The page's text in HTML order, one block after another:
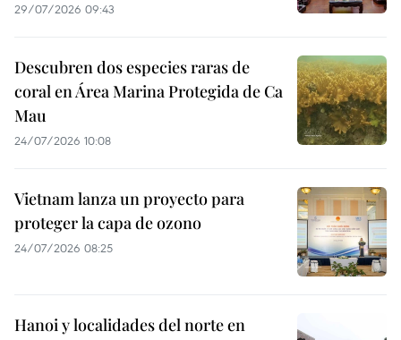
29/07/2026 09:43
Descubren dos especies raras de
coral en Área Marina Protegida de Ca
Mau
24/07/2026 10:08
Vietnam lanza un proyecto para
proteger la capa de ozono
24/07/2026 08:25
Hanoi y localidades del norte en